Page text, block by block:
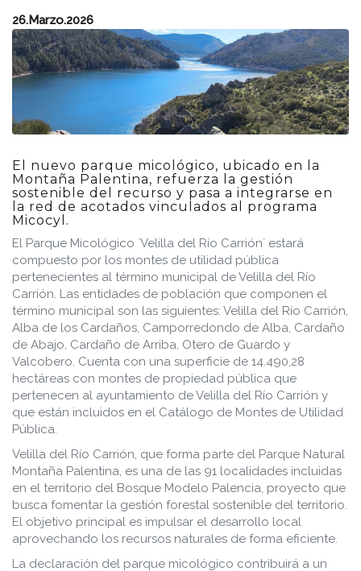
PARQUES
DE
CASTILLA
Y LEÓN
26.Marzo.2026
El nuevo parque micológico, ubicado en la
Montaña Palentina, refuerza la gestión
sostenible del recurso y pasa a integrarse en
la red de acotados vinculados al programa
Micocyl.
El Parque Micológico `Velilla del Río Carrión´ estará
compuesto por los montes de utilidad pública
pertenecientes al término municipal de Velilla del Río
Carrión. Las entidades de población que componen el
término municipal son las siguientes: Velilla del Río Carrión,
Alba de los Cardaños, Camporredondo de Alba, Cardaño
de Abajo, Cardaño de Arriba, Otero de Guardo y
Valcobero. Cuenta con una superficie de 14.490,28
hectáreas con montes de propiedad pública que
pertenecen al ayuntamiento de Velilla del Río Carrión y
que están incluidos en el Catálogo de Montes de Utilidad
Pública.
Velilla del Río Carrión, que forma parte del Parque Natural
Montaña Palentina, es una de las 91 localidades incluidas
en el territorio del Bosque Modelo Palencia, proyecto que
busca fomentar la gestión forestal sostenible del territorio.
El objetivo principal es impulsar el desarrollo local
aprovechando los recursos naturales de forma eficiente.
La declaración del parque micológico contribuirá a un